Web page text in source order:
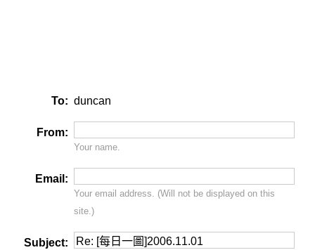
To: duncan
From:
Your name.
Email:
Your email address. (Will notbe displayed on this
site.)
Subject: